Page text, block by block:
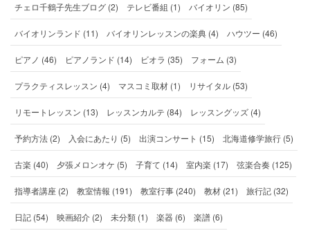
チェロ千鶴子先生ブログ (2) テレビ番組 (1) バイオリン (85)
バイオリンランド (11) バイオリンレッスンの楽典 (4) ハウツー (46)
ピアノ (46) ピアノランド (14) ビオラ (35) フォーム (3)
プラクティスレッスン (4) マスコミ取材 (1) リサイタル (53)
リモートレッスン (13) レッスンカルテ (84) レッスングッズ (4)
予約方法 (2) 入会にあたり (5) 出演コンサート (15) 北海道修学旅行 (5)
古楽 (40) 夕張メロンオケ (5) 子育て (14) 室内楽 (17) 弦楽合奏 (125)
指導者講座 (2) 教室情報 (191) 教室行事 (240) 教材 (21) 旅行記 (32)
日記 (54) 映画紹介 (2) 未分類 (1) 楽器 (6) 楽譜 (6)